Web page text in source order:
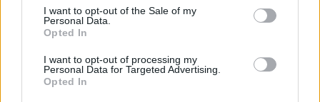
consent section.
I want to opt-out of the Sale of my
Personal Data.
Opted In
I want to opt-out of processing my
Personal Data for Targeted Advertising.
Opted In